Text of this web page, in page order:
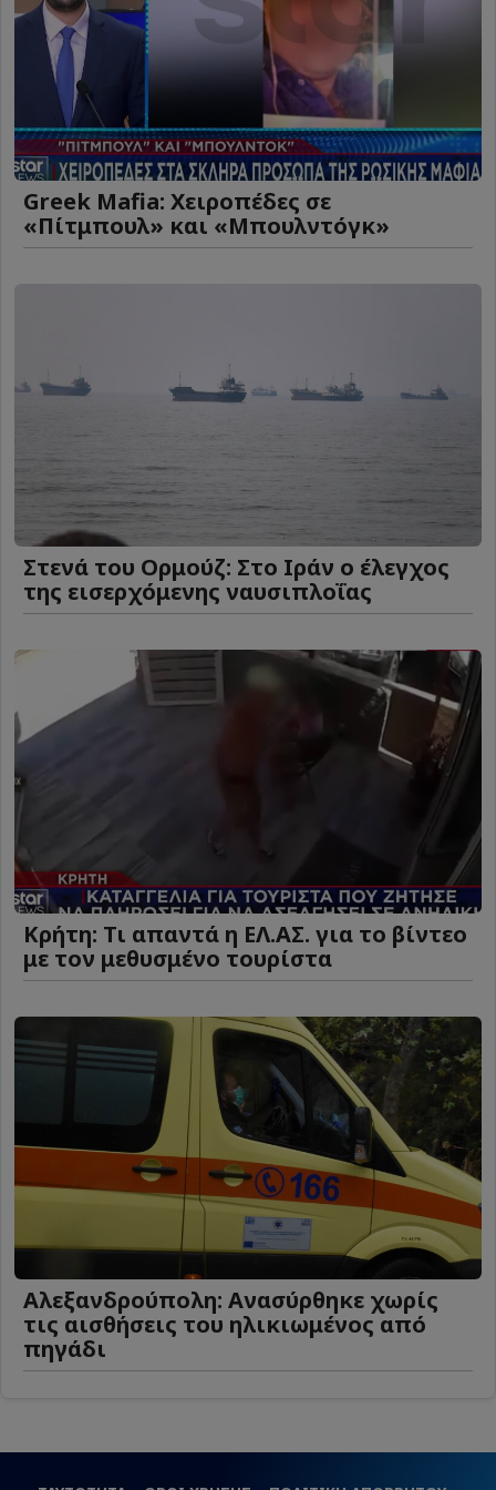
Greek Mafia: Χειροπέδες σε
«Πίτμπουλ» και «Μπουλντόγκ»
Στενά του Ορμούζ: Στο Ιράν ο έλεγχος
της εισερχόμενης ναυσιπλοΐας
Κρήτη: Τι απαντά η ΕΛ.ΑΣ. για το βίντεο
με τον μεθυσμένο τουρίστα
Αλεξανδρούπολη: Ανασύρθηκε χωρίς
τις αισθήσεις του ηλικιωμένος από
πηγάδι